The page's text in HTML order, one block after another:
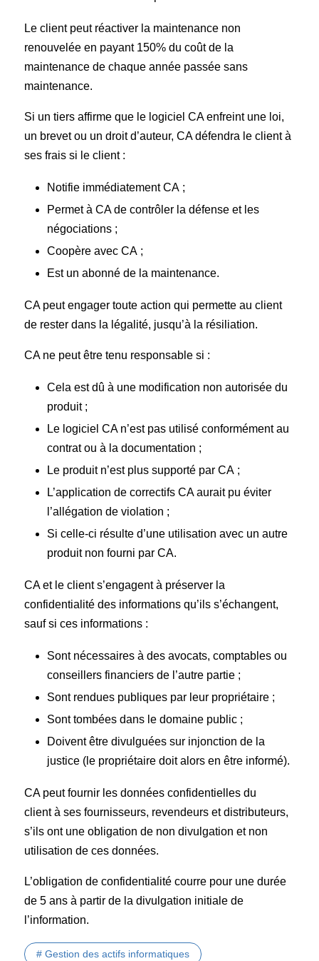
Le client peut réactiver la maintenance non
renouvelée en payant 150% du coût de la
maintenance de chaque année passée sans
maintenance.
Si un tiers affirme que le logiciel CA enfreint une loi,
un brevet ou un droit d’auteur, CA défendra le client à
ses frais si le client :
Notifie immédiatement CA ;
Permet à CA de contrôler la défense et les
négociations ;
Coopère avec CA ;
Est un abonné de la maintenance.
CA peut engager toute action qui permette au client
de rester dans la légalité, jusqu’à la résiliation.
CA ne peut être tenu responsable si :
Cela est dû à une modification non autorisée du
produit ;
Le logiciel CA n’est pas utilisé conformément au
contrat ou à la documentation ;
Le produit n’est plus supporté par CA ;
L’application de correctifs CA aurait pu éviter
l’allégation de violation ;
Si celle-ci résulte d’une utilisation avec un autre
produit non fourni par CA.
CA et le client s’engagent à préserver la
confidentialité des informations qu’ils s’échangent,
sauf si ces informations :
Sont nécessaires à des avocats, comptables ou
conseillers financiers de l’autre partie ;
Sont rendues publiques par leur propriétaire ;
Sont tombées dans le domaine public ;
Doivent être divulguées sur injonction de la
justice (le propriétaire doit alors en être informé).
CA peut fournir les données confidentielles du
client à ses fournisseurs, revendeurs et distributeurs,
s’ils ont une obligation de non divulgation et non
utilisation de ces données.
L’obligation de confidentialité courre pour une durée
de 5 ans à partir de la divulgation initiale de
l’information.
# Gestion des actifs informatiques